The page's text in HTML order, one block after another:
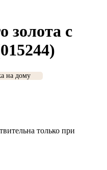
золота с
на дому
только при